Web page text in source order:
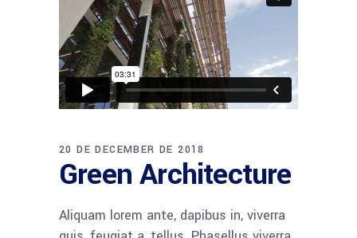
20 DE DECEMBER DE 2018
Green Architecture
Aliquam lorem ante, dapibus in, viverra